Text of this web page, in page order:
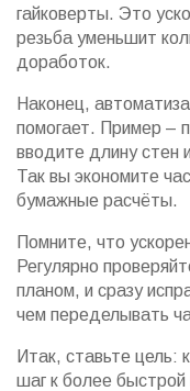
гайковерты. Это
резьба уменьшит
доработок.
Наконец,
помогает. Пример –
вводите длину стен
Так вы экономите
бумажные расчёты.
Помните, что
Регулярно
планом, и сразу
чем переделывать
Итак, ставьте цель:
шаг к более быстрой